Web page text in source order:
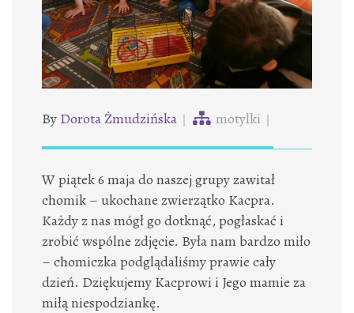
By Dorota Żmudzińska motylki
W piątek 6 maja do naszej grupy zawitał
chomik – ukochane zwierzątko Kacpra.
Każdy z nas mógł go dotknąć, pogłaskać i
zrobić wspólne zdjęcie. Była nam bardzo miło
– chomiczka podglądaliśmy prawie cały
dzień. Dziękujemy Kacprowi i Jego mamie za
miłą niespodziankę.